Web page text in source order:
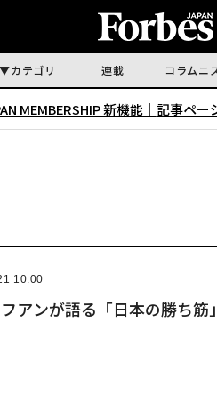
カテゴリ 連載 コラムニ
MEMBERSHIP 新機能｜ 記事ペー
10:00
アンが語る「日本の勝ち筋